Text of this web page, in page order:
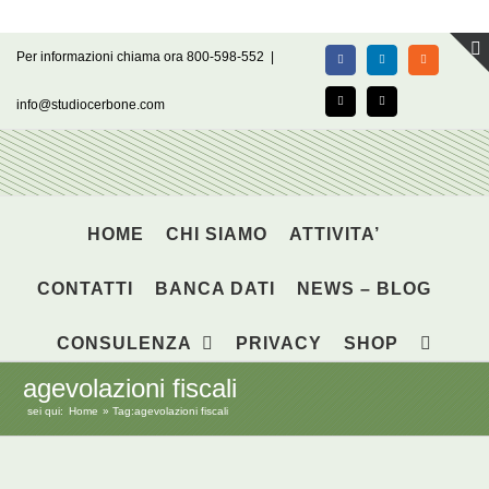
contenuto
Per informazioni chiama ora 800-598-552
info@studiocerbone.com
FacebookLinkedIn Rss
X Email
HOME CHI SIAMO ATTIVITA’
CONTATTI BANCA DATI NEWS – BLOG
CONSULENZA PRIVACY SHOP
agevolazioni fiscali
sei qui: Home Tag:agevolazioni fiscali